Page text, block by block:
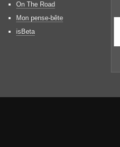
On The Road
Mon pense-bête
isBeta